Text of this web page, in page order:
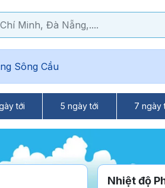
Sông Cầu
tới 5 ngày tới 7 ngày
Nhiệt độ